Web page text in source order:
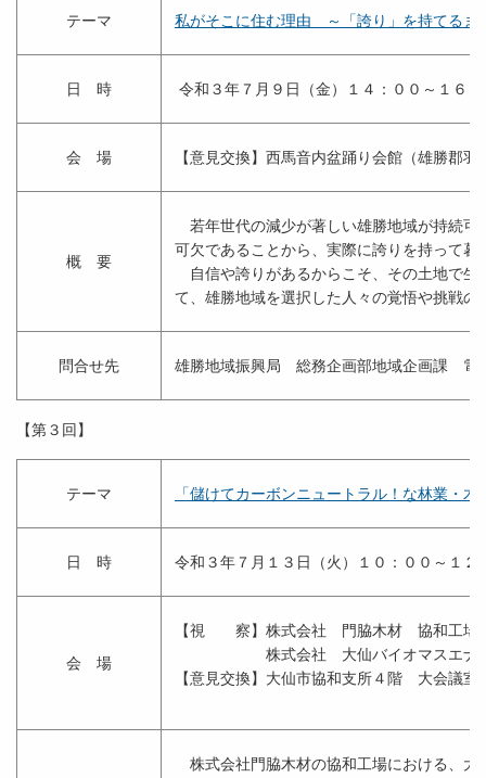
テーマ 私がそこに住む理由 ～「誇り」を持てるま
日 時 令和３年７月９日（金）１４：００～１６：
会 場 【意見交換】西馬音内盆踊り会館（雄勝郡
概 要
若年世代の減少が著しい雄勝地域が持続可
可欠であることから、実際に誇りを持って
自信や誇りがあるからこそ、その土地で生
て、雄勝地域を選択した人々の覚悟や挑戦
問合せ先 雄勝地域振興局 総務企画部地域企画課 電
【第３回】
テーマ 「儲けてカーボンニュートラル！な林業・
日 時 令和３年７月１３日（火）１０：００～１２
会 場
【視 察】株式会社 門脇木材 協和工場（
株式会社 大仙バイオマスエナジー
【意見交換】大仙市協和支所４階 大会議室
株式会社門脇木材の協和工場における、大